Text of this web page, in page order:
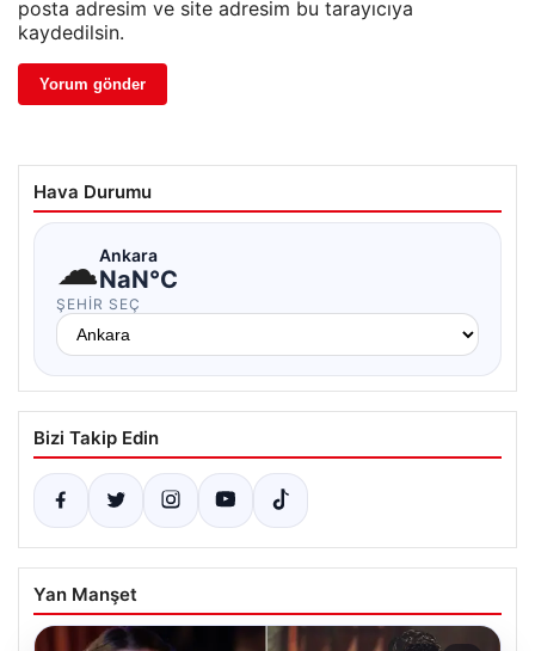
posta adresim ve site adresim bu tarayıcıya
kaydedilsin.
Hava Durumu
☁Ankara
NaN°C
ŞEHIR SEÇ
Bizi Takip Edin
Yan Manşet